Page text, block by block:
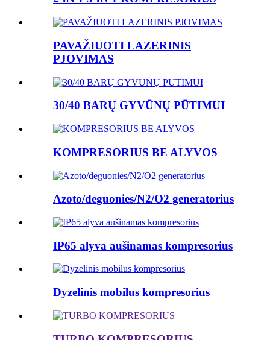
PAVAŽIUOTI LAZERINIS
PJOVIMAS
30/40 BARŲ GYVŪNŲ PŪTIMUI
KOMPRESORIUS BE ALYVOS
Azoto/deguonies/N2/O2 generatorius
IP65 alyva aušinamas kompresorius
Dyzelinis mobilus kompresorius